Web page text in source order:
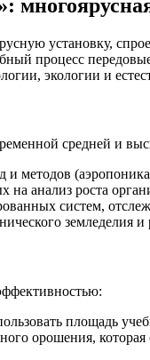
установку,
процесс
экологии и
средней и
и методов
анализ роста
систем,
земледелия
площадь
орошения,